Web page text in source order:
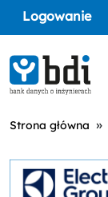
Logowanie
Strona główna »